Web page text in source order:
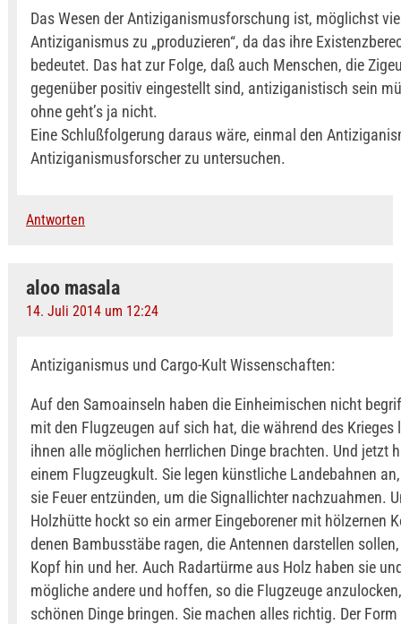
Das Wesen der Antiziganismusforschung ist, möglichst
Antiziganismus zu „produzieren“, da das ihre
bedeutet. Das hat zur Folge, daß auch Menschen, die
gegenüber positiv eingestellt sind, antiziganistisch sein
ohne geht’s ja nicht.
Eine Schlußfolgerung daraus wäre, einmal den
Antiziganismusforscher zu untersuchen.
Antworten
aloo masala
14. Juli 2014 um 12:24
Antiziganismus und Cargo-Kult Wissenschaften:
Auf den Samoainseln haben die Einheimischen nicht
mit den Flugzeugen auf sich hat, die während des Krieges
ihnen alle möglichen herrlichen Dinge brachten. Und jetzt
einem Flugzeugkult. Sie legen künstliche Landebahnen
sie Feuer entzünden, um die Signallichter nachzuahmen.
Holzhütte hockt so ein armer Eingeborener mit hölzernen
denen Bambusstäbe ragen, die Antennen darstellen
Kopf hin und her. Auch Radartürme aus Holz haben sie
mögliche andere und hoffen, so die Flugzeuge
schönen Dinge bringen. Sie machen alles richtig. Der